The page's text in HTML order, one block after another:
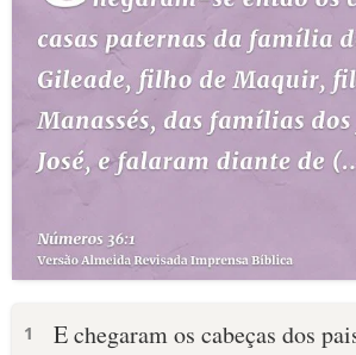
1
E chegaram os cabeças dos